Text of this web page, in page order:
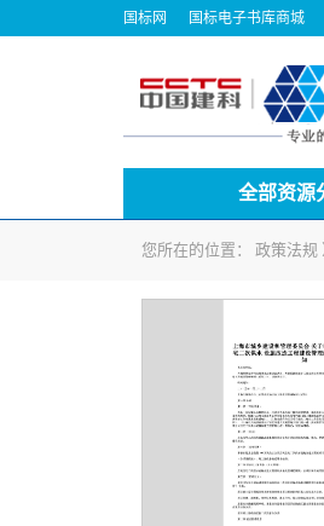
国标网 国标电子书库商城
全部资源
您所在的位置： 政策法规